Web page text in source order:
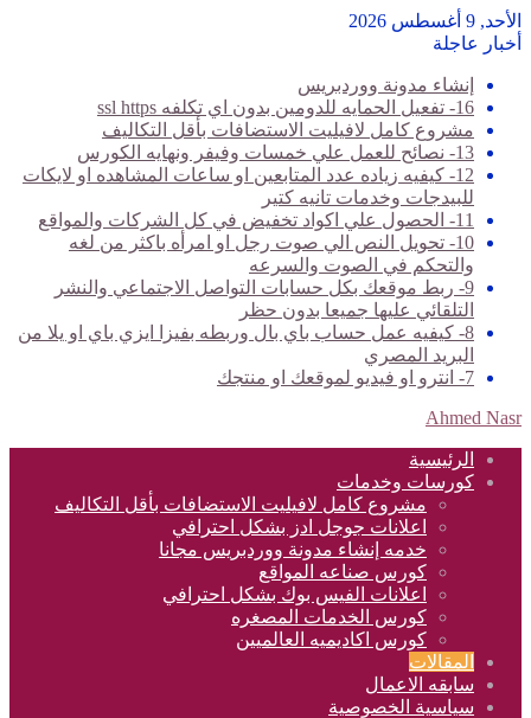
الأحد, 9 أغسطس 2026
أخبار عاجلة
إنشاء مدونة ووردبريس
16- تفعيل الحمايه للدومين بدون اي تكلفه ssl https
مشروع كامل لافيليت الاستضافات بأقل التكاليف
13- نصائح للعمل علي خمسات وفيفر ونهايه الكورس
12- كيفيه زياده عدد المتابعين او ساعات المشاهده او لايكات
للبيدجات وخدمات تانيه كتير
11- الحصول علي اكواد تخفيض في كل الشركات والمواقع
10- تحويل النص الي صوت رجل او امرأه باكثر من لغه
والتحكم في الصوت والسرعه
9- ربط موقعك بكل حسابات التواصل الاجتماعي والنشر
التلقائي عليها جميعا بدون حظر
8- كيفيه عمل حساب باي بال وربطه بفيزا ايزي باي او يلا من
البريد المصري
7- انترو او فيديو لموقعك او منتجك
Ahmed Nasr
الرئيسية
كورسات وخدمات
مشروع كامل لافيليت الاستضافات بأقل التكاليف
اعلانات جوجل ادز بشكل احترافي
خدمه إنشاء مدونة ووردبريس مجانا
كورس صناعه المواقع
اعلانات الفيس بوك بشكل احترافي
كورس الخدمات المصغره
كورس اكاديميه العالميين
المقالات
سابقه الاعمال
سياسية الخصوصية